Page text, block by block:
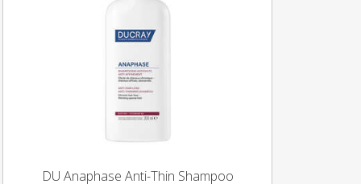
DU Anaphase Anti-Thin Shampoo